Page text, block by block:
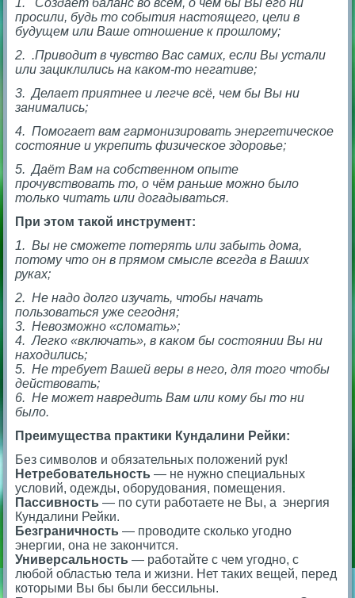
1. Создаёт баланс во всём, о чём бы Вы его ни
просили, будь то события настоящего, цели в
будущем или Ваше отношение к прошлому;
2. .Приводит в чувство Вас самих, если Вы устали
или зациклились на каком-то негативе;
3. Делает приятнее и легче всё, чем бы Вы ни
занимались;
4. Помогает вам гармонизировать энергетическое
состояние и укрепить физическое здоровье;
5. Даёт Вам на собственном опыте
прочувствовать то, о чём раньше можно было
только читать или догадываться.
При этом такой инструмент:
1. Вы не сможете потерять или забыть дома,
потому что он в прямом смысле всегда в Ваших
руках;
2. Не надо долго изучать, чтобы начать
пользоваться уже сегодня;
3. Невозможно «сломать»;
4. Легко «включать», в каком бы состоянии Вы ни
находились;
5. Не требует Вашей веры в него, для того чтобы
действовать;
6. Не может навредить Вам или кому бы то ни
было.
Преимущества практики Кундалини Рейки:
Без символов и обязательных положений рук!
Нетребовательность— не нужно специальных
условий, одежды, оборудования, помещения.
Пассивность— по сути работаете не Вы, а энергия
Кундалини Рейки.
Безграничность — проводите сколько угодно
энергии, она не закончится.
Универсальность — работайте с чем угодно, с
любой областью тела и жизни. Нет таких вещей, перед
которыми Вы бы были бессильны.